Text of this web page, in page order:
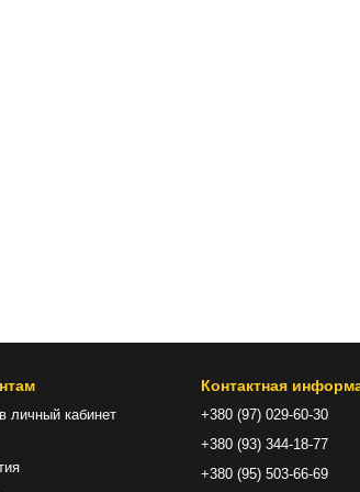
личный кабинет
Контактная
+380 (97) 029-60-30
+380 (93) 344-18-77
+380 (95) 503-66-69